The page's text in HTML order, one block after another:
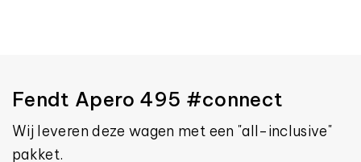
Fendt Apero 495 #connect
Wij leveren deze wagen met een "all-inclusive"
pakket.